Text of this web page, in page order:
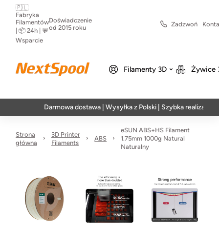
🇵🇱
Fabryka
Filamentów
| 📦 24h | 💬
Wsparcie
Doświadczenie
od 2015 roku
Zadzwoń
Filamenty 3D Żywice
Darmowa dostawa | Wysyłka z Polski | Szybka realizacja w 24h
Strona
główna
3D Printer
Filaments
ABS
eSUN ABS+HS Filament
1.75mm 1000g Natural
Naturalny